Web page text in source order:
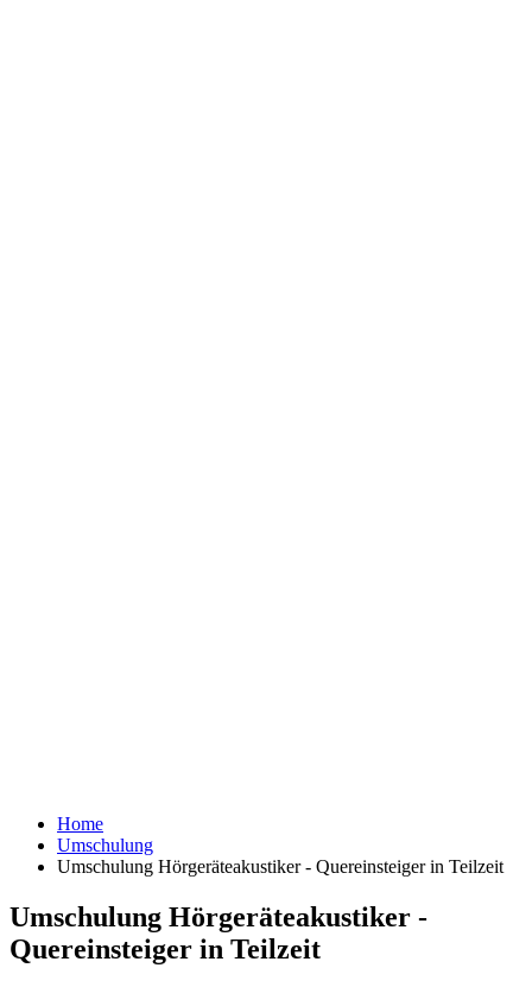
Home
Umschulung
Umschulung Hörgeräteakustiker - Quereinsteiger in Teilzeit
Umschulung Hörgeräteakustiker -
Quereinsteiger in Teilzeit